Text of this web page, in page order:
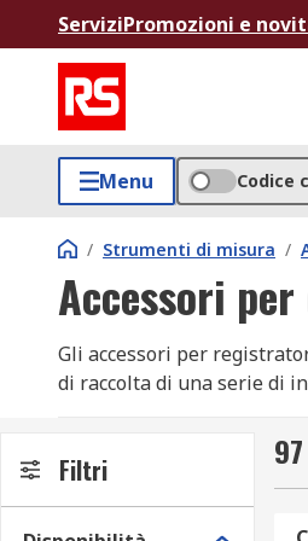
ServiziPromozioni e
Menu Codice
/ Strumenti di misura /
Accessori
Gli accessori per
di raccolta di una serie di
Queste informazioni
seconda delle esigenze
Nel catalogo RS online
Filtri